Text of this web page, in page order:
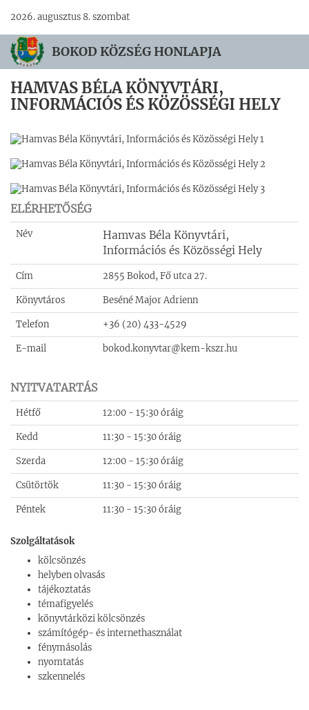
2026. augusztus 8. szombat
BOKOD KÖZSÉG HONLAPJA
HAMVAS BÉLA KÖNYVTÁRI,
INFORMÁCIÓS ÉS KÖZÖSSÉGI HELY
ELÉRHETŐSÉG
Név
Hamvas Béla Könyvtári,
Információs és Közösségi Hely
Cím 2855 Bokod, Fő utca 27.
Könyvtáros Beséné Major Adrienn
Telefon +36 (20) 433-4529
E-mail bokod.konyvtar@kem-kszr.hu
NYITVATARTÁS
Hétfő 12:00 - 15:30 óráig
Kedd 11:30 - 15:30 óráig
Szerda 12:00 - 15:30 óráig
Csütörtök 11:30 - 15:30 óráig
Péntek 11:30 - 15:30 óráig
Szolgáltatások
kölcsönzés
helyben olvasás
tájékoztatás
témafigyelés
könyvtárközi kölcsönzés
számítógép- és internethasználat
fénymásolás
nyomtatás
szkennelés